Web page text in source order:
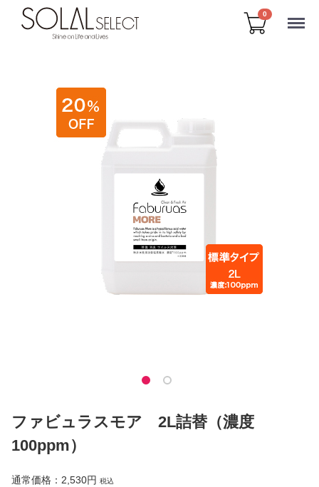
0
ファビュラスモア 2L詰替（濃度
100ppm）
通常価格： 2,530円 税込